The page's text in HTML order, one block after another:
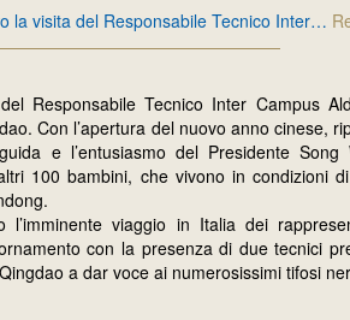
la visita del Responsabile Tecnico Inter…
Responsabile Tecnico Inter Campus
Con l’apertura del nuovo anno cinese,
e l’entusiasmo del Presidente Song
100 bambini, che vivono in condizioni
l’imminente viaggio in Italia dei
con la presenza di due tecnici
a dar voce ai numerosissimi tifosi